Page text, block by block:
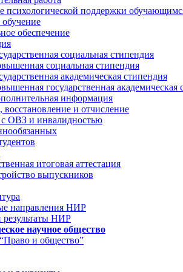
психологической поддержки
обеспечение
социальная стипендия
социальная стипендия
академическая стипендия
государственная академическая
информация
восстановление и отчисление
ОВЗ и инвалидностью
итоговая аттестация
выпускников
направления НИР
НИР
научное общество
и общество”